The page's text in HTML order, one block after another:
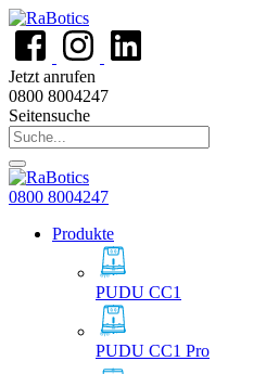
Jetzt anrufen
0800 8004247
Seitensuche
0800 8004247
Produkte
PUDU CC1
PUDU CC1 Pro